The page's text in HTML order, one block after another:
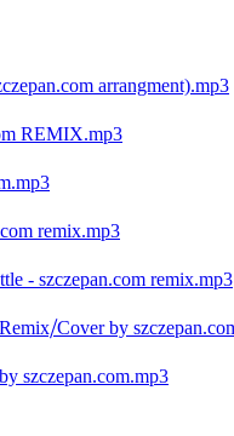
arrangment).mp3
REMIX.mp3
remix.mp3
- szczepan.com remix.mp3
by
szczepan.com.mp3